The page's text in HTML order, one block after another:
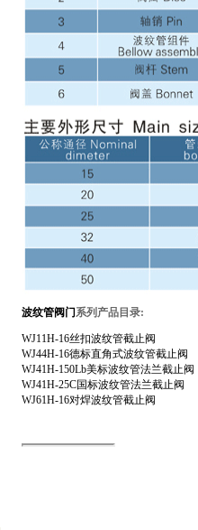
波纹管阀门系列产品目录:
WJ11H-16丝扣波纹管截止阀
WJ44H-16德标直角式波纹管截止阀
WJ41H-150Lb美标波纹管法兰截止阀
WJ41H-25C国标波纹管法兰截止阀
WJ61H-16对焊波纹管截止阀